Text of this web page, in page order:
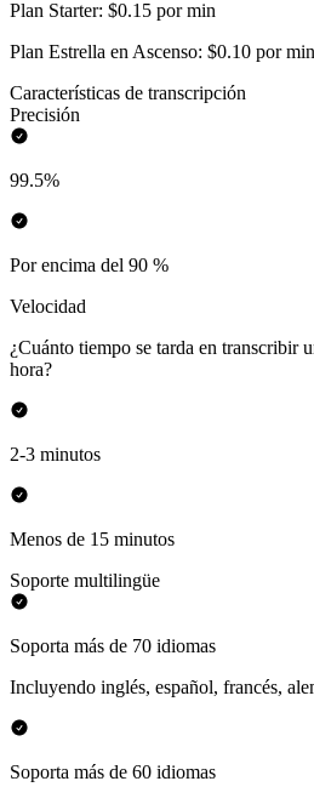
Plan Starter: $0.15 por min
Plan Estrella en Ascenso: $0.10 por
Características de transcripción
Precisión
99.5%
Por encima del 90 %
Velocidad
¿Cuánto tiempo se tarda en transcribir
hora?
2-3 minutos
Menos de 15 minutos
Soporte multilingüe
Soporta más de 70 idiomas
Incluyendo inglés, español, francés,
Soporta más de 60 idiomas